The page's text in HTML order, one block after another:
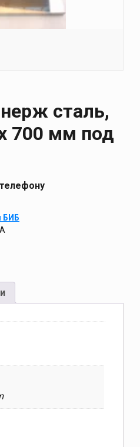
сталь,
700 мм под
БИБ